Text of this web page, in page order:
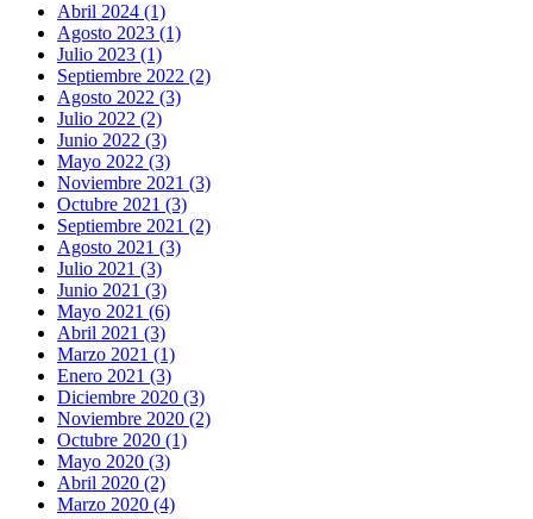
Abril 2024 (1)
Agosto 2023 (1)
Julio 2023 (1)
Septiembre 2022 (2)
Agosto 2022 (3)
Julio 2022 (2)
Junio 2022 (3)
Mayo 2022 (3)
Noviembre 2021 (3)
Octubre 2021 (3)
Septiembre 2021 (2)
Agosto 2021 (3)
Julio 2021 (3)
Junio 2021 (3)
Mayo 2021 (6)
Abril 2021 (3)
Marzo 2021 (1)
Enero 2021 (3)
Diciembre 2020 (3)
Noviembre 2020 (2)
Octubre 2020 (1)
Mayo 2020 (3)
Abril 2020 (2)
Marzo 2020 (4)